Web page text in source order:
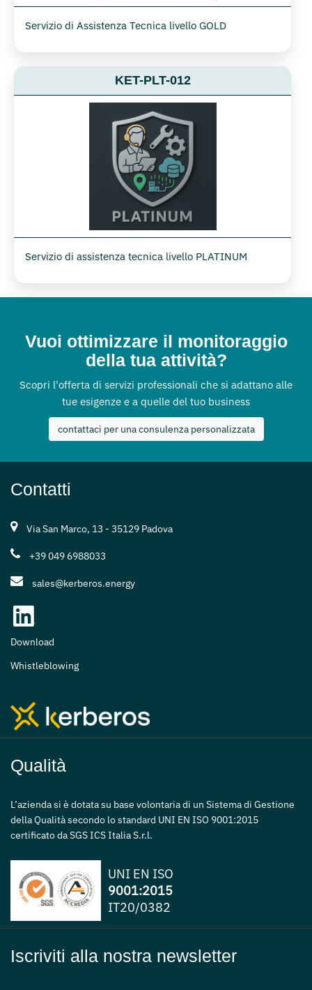
Servizio di Assistenza Tecnica livello GOLD
KET-PLT-012
Servizio di assistenza tecnica livello PLATINUM
Vuoi ottimizzare il monitoraggio
della tua attività?
Scopri l'offerta di servizi professionali che si adattano alle
tue esigenze e a quelle del tuo business
contattaci per una consulenza personalizzata
Contatti
Via San Marco, 13 - 35129 Padova
+39 049 6988033
sales@kerberos.energy
Download
Whistleblowing
Qualità
L’azienda si è dotata su base volontaria di un Sistema di Gestione
della Qualità secondo lo standard UNI EN ISO 9001:2015
certificato da SGS ICS Italia S.r.l.
UNI EN ISO
9001:2015
IT20/0382
Iscriviti alla nostra newsletter